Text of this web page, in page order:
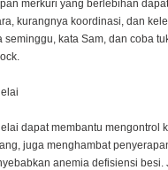
merkuri yang berlebihan
kurangnya koordinasi, dan
seminggu, kata Sam, dan coba
dapat membantu mengontrol
juga menghambat
anemia defisiensi